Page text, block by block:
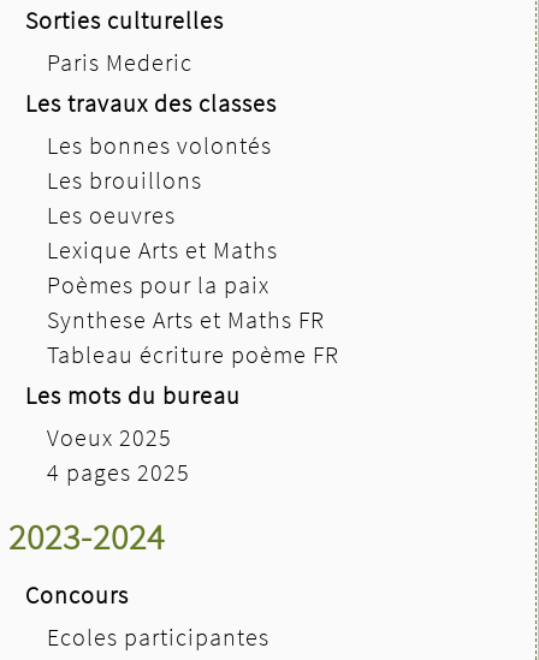
Sorties culturelles
Paris Mederic
Les travaux des classes
Les bonnes volontés
Les brouillons
Les oeuvres
Lexique Arts et Maths
Poèmes pour la paix
Synthese Arts et Maths FR
Tableau écriture poème FR
Les mots du bureau
Voeux 2025
4 pages 2025
2023-2024
Concours
Ecoles participantes